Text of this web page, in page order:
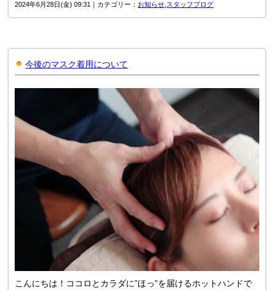
2024年6月28日(金) 09:31｜カテゴリー： お知らせ スタッフブログ
今後のマスク着用について
こんにちは！ココロとカラダに”ほっ”を届けるホットハンドで